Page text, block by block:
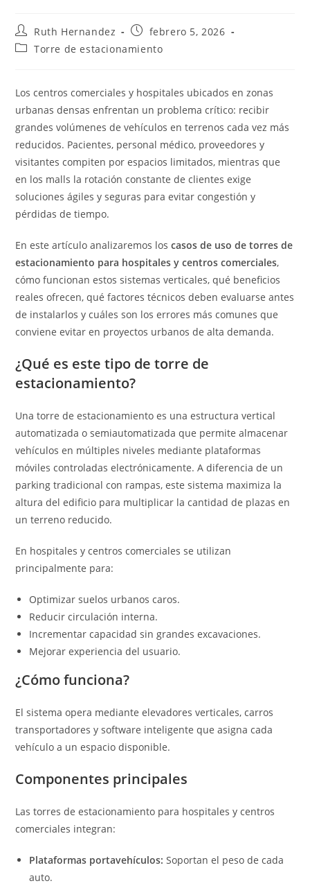
Autor
de
la
Ruth Hernandez
Publicación
de
la
febrero 5, 2026
Categoría
entrada:
Torre de estacionamiento
Los centros comerciales y hospitales ubicados en zonas
urbanas densas enfrentan un problema crítico: recibir
grandes volúmenes de vehículos en terrenos cada vez más
reducidos. Pacientes, personal médico, proveedores y
visitantes compiten por espacios limitados, mientras que
en los malls la rotación constante de clientes exige
soluciones ágiles y seguras para evitar congestión y
pérdidas de tiempo.
En este artículo analizaremos loscasos de uso de torres de
estacionamiento para hospitales y centros comerciales,
cómo funcionan estos sistemas verticales, qué beneficios
reales ofrecen, qué factores técnicos deben evaluarse antes
de instalarlos y cuáles son los errores más comunes que
conviene evitar en proyectos urbanos de alta demanda.
¿Qué es este tipo de torre de
estacionamiento?
Una torre de estacionamiento es una estructura vertical
automatizada o semiautomatizada que permite almacenar
vehículos en múltiples niveles mediante plataformas
móviles controladas electrónicamente. A diferencia de un
parking tradicional con rampas, este sistema maximiza la
altura del edificio para multiplicar la cantidad de plazas en
un terreno reducido.
En hospitales y centros comerciales se utilizan
principalmente para:
Optimizar suelos urbanos caros.
Reducir circulación interna.
Incrementar capacidad sin grandes excavaciones.
Mejorar experiencia del usuario.
¿Cómo funciona?
El sistema opera mediante elevadores verticales, carros
transportadores y software inteligente que asigna cada
vehículo a un espacio disponible.
Componentes principales
Las torres de estacionamiento para hospitales y centros
comerciales integran:
Plataformas portavehículos: Soportan el peso de cada
auto.